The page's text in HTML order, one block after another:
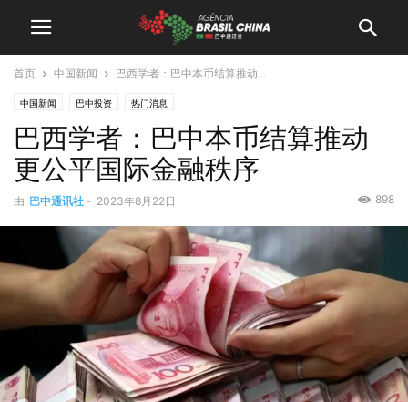
首页 中国新闻 巴西学者：巴中本币结算推动...
中国新闻 巴中投资 热门消息
巴西学者：巴中本币结算推动
更公平国际金融秩序
由 巴中通讯社 - 2023年8月22日 898